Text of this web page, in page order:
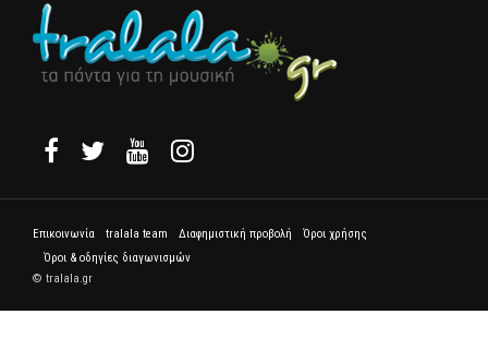
Επικοινωνία tralala team Διαφημιστική προβολή
Όροι χρήσης
Όροι & οδηγίες διαγωνισμών
© tralala.gr